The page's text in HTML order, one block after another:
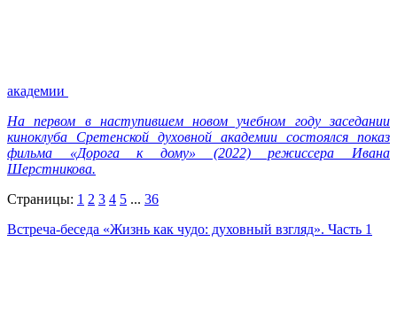
академии
На первом в наступившем новом учебном году заседании
киноклуба Сретенской духовной академии состоялся показ
фильма «Дорога к дому» (2022) режиссера Ивана
Шерстникова.
Страницы: 1 2 3 4 5 ... 36
Встреча-беседа «Жизнь как чудо: духовный взгляд». Часть 1